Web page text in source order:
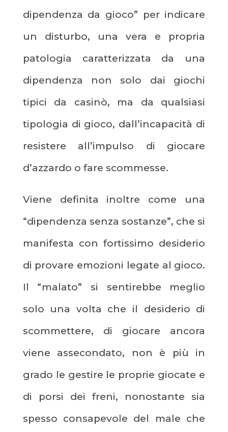
dipendenza da gioco” per indicare
un disturbo, una vera e propria
patologia caratterizzata da una
dipendenza non solo dai giochi
tipici da casinò, ma da qualsiasi
tipologia di gioco, dall’incapacità di
resistere all’impulso di giocare
d’azzardo o fare scommesse.
Viene definita inoltre come una
“dipendenza senza sostanze”, che si
manifesta con fortissimo desiderio
di provare emozioni legate al gioco.
Il “malato” si sentirebbe meglio
solo una volta che il desiderio di
scommettere, di giocare ancora
viene assecondato, non è più in
grado le gestire le proprie giocate e
di porsi dei freni, nonostante sia
spesso consapevole del male che